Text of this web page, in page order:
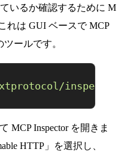
いるか確認するために M
れは GUI ベースで MCP
ールです。
inspector
MCP Inspector を開きま
HTTP」を選択し、